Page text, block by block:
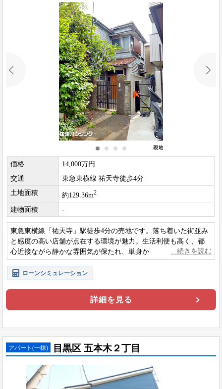
価格
14,000万円
交通
東急東横線 祐天寺徒歩4分
土地面積
約129.36m2
建物面積 -
東急東横線「祐天寺」駅徒歩4分の売地です。落ち着いた街並み
と感度の高い店舗が点在する環境が魅力。生活利便も高く、都
心近接ながら静かな雰囲気が保たれ、単身から家族まで安心し
て心地よく暮らせる住環境です。
ローンシミュレーション
詳細を見る
アパート(一棟) 目黒区 五本木２丁目